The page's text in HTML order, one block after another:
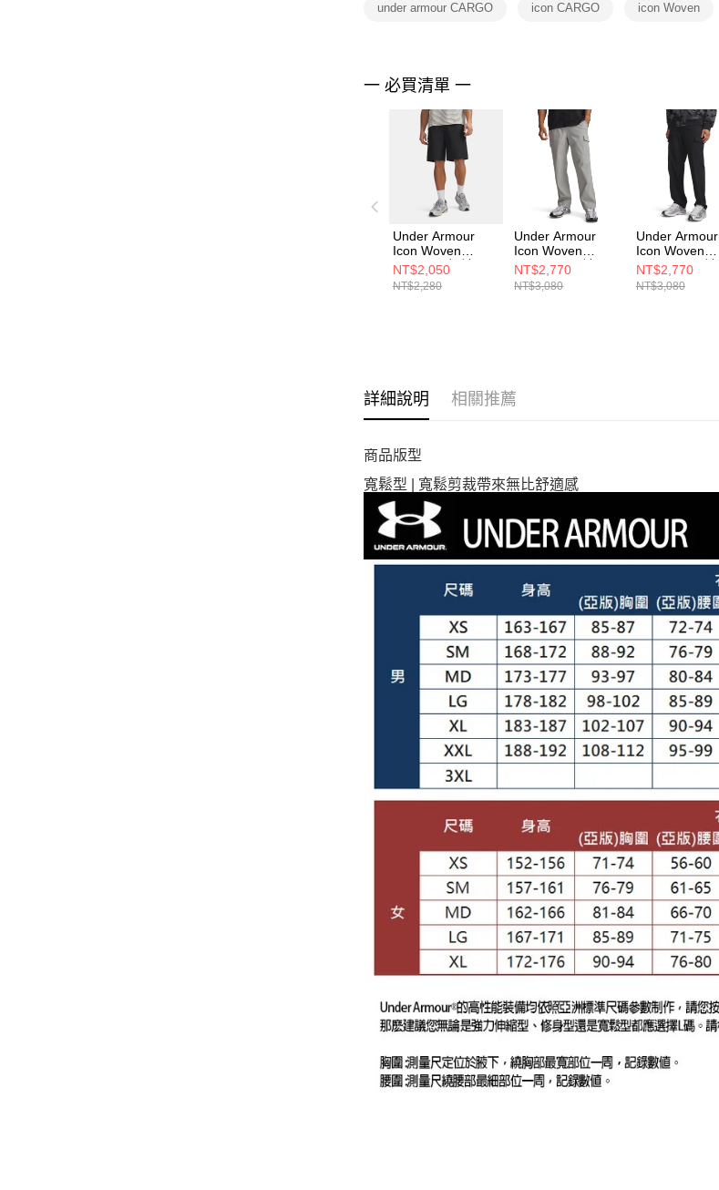
under armour CARGO icon CARGO icon Woven
一 必買清單 一
Under Armour
Icon Woven
Cargo 男 短褲
6009661-001
NT$2,050
NT$2,280
Under Armour
Icon Woven
Cargo 男 長褲
6010977-069
NT$2,770
NT$3,080
Under Armour
Icon Woven
Cargo 男 長褲
6010977-001
NT$2,770
NT$3,080
詳細說明 相關推薦
商品版型
寬鬆型 | 寬鬆剪裁帶來無比舒適感